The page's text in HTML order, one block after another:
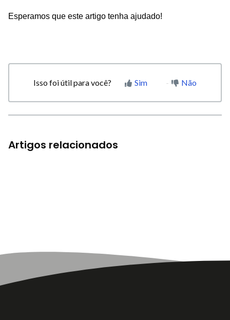
Esperamos que este artigo tenha ajudado!
Isso foi útil para você? Sim Não
Artigos relacionados